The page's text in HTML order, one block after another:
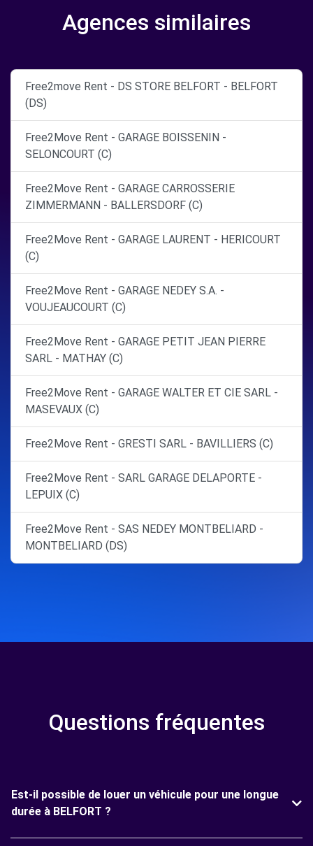
Agences similaires
Free2move Rent - DS STORE BELFORT - BELFORT
(DS)
Free2Move Rent - GARAGE BOISSENIN -
SELONCOURT (C)
Free2Move Rent - GARAGE CARROSSERIE
ZIMMERMANN - BALLERSDORF (C)
Free2Move Rent - GARAGE LAURENT - HERICOURT
(C)
Free2Move Rent - GARAGE NEDEY S.A. -
VOUJEAUCOURT (C)
Free2Move Rent - GARAGE PETIT JEAN PIERRE
SARL - MATHAY (C)
Free2Move Rent - GARAGE WALTER ET CIE SARL -
MASEVAUX (C)
Free2Move Rent - GRESTI SARL - BAVILLIERS (C)
Free2Move Rent - SARL GARAGE DELAPORTE -
LEPUIX (C)
Free2Move Rent - SAS NEDEY MONTBELIARD -
MONTBELIARD (DS)
Questions fréquentes
Est-il possible de louer un véhicule pour une longue
durée à BELFORT ?